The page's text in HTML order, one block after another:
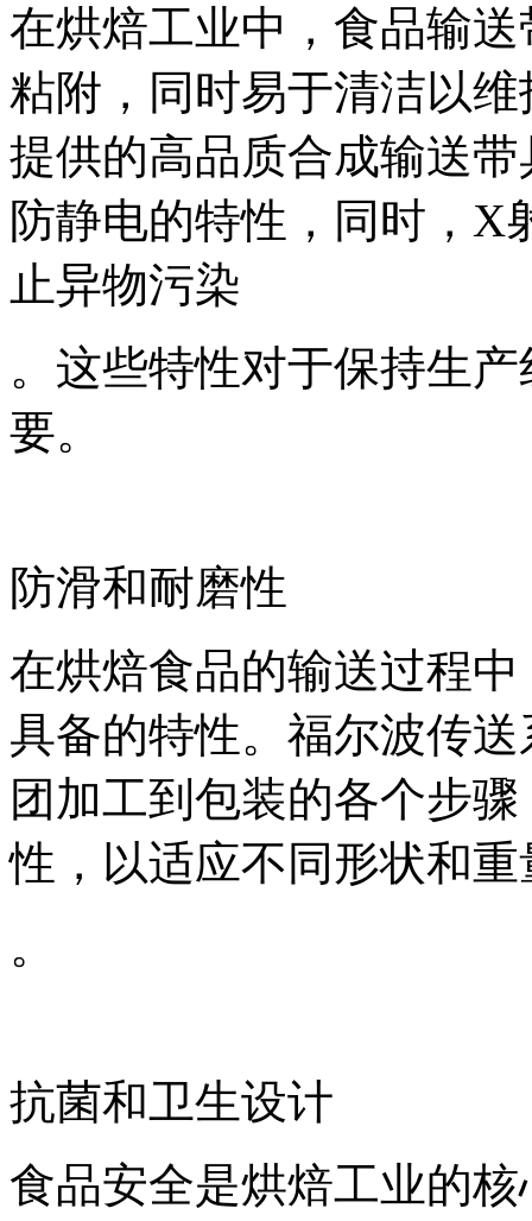
在烘焙工业中，食品输
粘附，同时易于清洁以维
提供的高品质合成输送
防静电的特性，同时，X
止异物污染
。这些特性对于保持生
要。
防滑和耐磨性
在烘焙食品的输送过程
具备的特性。福尔波传
团加工到包装的各个步
性，以适应不同形状和
。
抗菌和卫生设计
食品安全是烘焙工业的核